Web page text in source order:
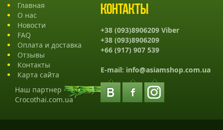
Главная
О нас
Новости
FAQ
Оплата и доставка
Отзывы
Контакты
Карта сайта
Наш партнер -
Crocothai.com.ua
Контакты
+38 (093)8906209 Viber
+38 (093)8906209
+66 (917) 907 539
E-mail: info@asiamshop.com.ua